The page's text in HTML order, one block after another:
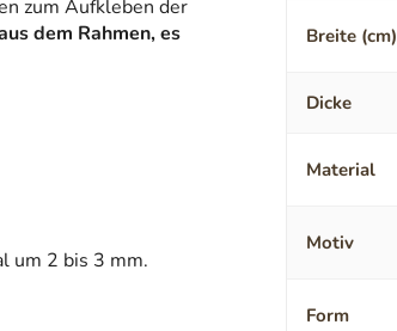
zum Aufkleben der
dem Rahmen, es
um 2 bis 3 mm.
Breite (cm)
Dicke
Material
Motiv
Form